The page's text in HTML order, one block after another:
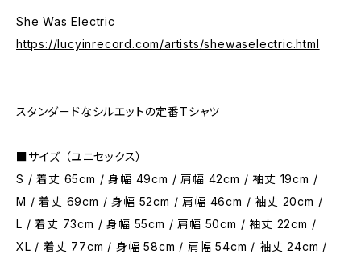
She Was Electric
https://lucyinrecord.com/artists/shewaselectric.html
スタンダードなシルエットの定番Tシャツ
■サイズ （ユニセックス）
S / 着丈 65cm / 身幅 49cm / 肩幅 42cm / 袖丈 19cm /
M / 着丈 69cm / 身幅 52cm / 肩幅 46cm / 袖丈 20cm /
L / 着丈 73cm / 身幅 55cm / 肩幅 50cm / 袖丈 22cm /
XL / 着丈 77cm / 身幅 58cm / 肩幅 54cm / 袖丈 24cm /